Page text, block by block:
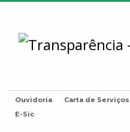
Ouvidoria Carta de Serviços
E-Sic